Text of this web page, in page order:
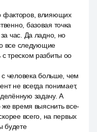
факторов, влияющих
базовая точка
час. Да ладно, но
все следующие
треском разбиты оо
человека больше, чем
не всегда понимает,
задачу. А
время выяснить все-
всего, на первых
будете